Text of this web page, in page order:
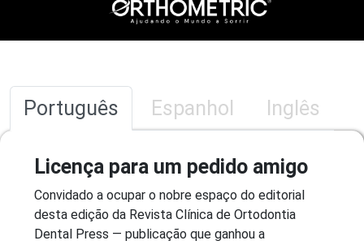
Português Espanhol Inglês
Licença para um pedido amigo
Convidado a ocupar o nobre espaço do editorial
desta edição da Revista Clínica de Ortodontia
Dental Press — publicação que ganhou a